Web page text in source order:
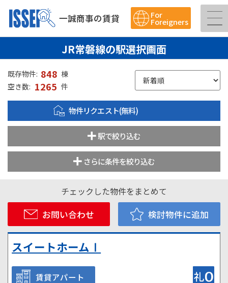
一誠商事の賃貸 For
Foreigners
JR常磐線の駅選択画面
既存物件: 848 棟
空き数: 1265 件
物件リクエスト(無料)
駅で絞り込む
さらに条件を絞り込む
チェックした物件をまとめて
お問い合わせ
検討物件に追加
スイートホームⅠ
賃貸アパート